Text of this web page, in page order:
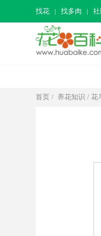
找花 找多肉 社
首页 / 养花知识 / 花